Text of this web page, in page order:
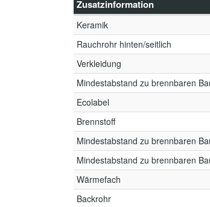
Zusatzinformation
Keramik
Rauchrohr hinten/seitlich
Verkleidung
Mindestabstand zu brennbaren
Ecolabel
Brennstoff
Mindestabstand zu brennbaren
Mindestabstand zu brennbaren
Wärmefach
Backrohr